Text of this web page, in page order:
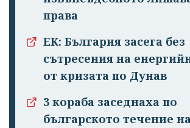
права
ЕК: България засега без
сътресения на
от кризата по Дунав
3 кораба заседнаха по
българското течение